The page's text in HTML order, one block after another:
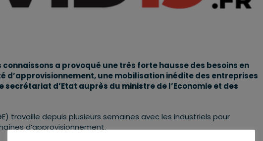
a provoqué une très forte hausse des besoins en
une mobilisation inédite des entreprises
d’Etat auprès du ministre de l’Economie et des
travaille depuis plusieurs semaines avec les industriels pour
d’approvisionnement.